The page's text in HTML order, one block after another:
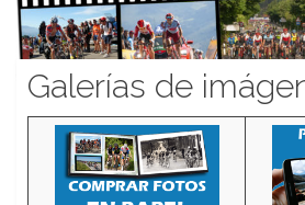
Galerías de